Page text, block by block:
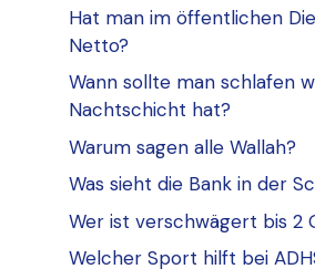
Hat man im öffentlichen
Netto?
Wann sollte man schlafen
Nachtschicht hat?
Warum sagen alle Wallah?
Was sieht die Bank in der
Wer ist verschwägert bis 2
Welcher Sport hilft bei